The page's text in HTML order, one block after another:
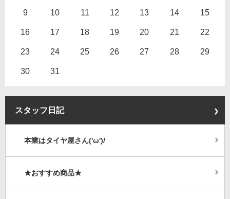
9 10 11 12 13 14 15
16 17 18 19 20 21 22
23 24 25 26 27 28 29
30 31
スタッフ日記
本業はタイヤ屋さん('ω')/
★おすすめ商品★